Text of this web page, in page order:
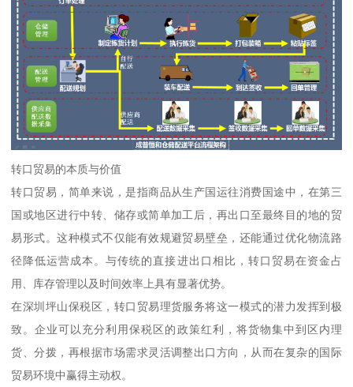
转口贸易的本质与价值
转口贸易，简单来说，是指商品从生产国运往消费国途中，在第三
国或地区进行中转、储存或简单加工后，再出口至最终目的地的贸
易形式。这种模式不仅能有效规避贸易壁垒，还能通过优化物流路
径降低运营成本。与传统的直接进出口相比，转口贸易在资金占
用、库存管理以及时间效率上具有显著优势。
在深圳坪山保税区，转口贸易理货服务将这一模式的潜力发挥到极
致。企业可以充分利用保税区的政策红利，将货物集中到区内理
货、分拨，再根据市场需求灵活调整出口方向，从而在复杂的国际
贸易环境中赢得主动权。